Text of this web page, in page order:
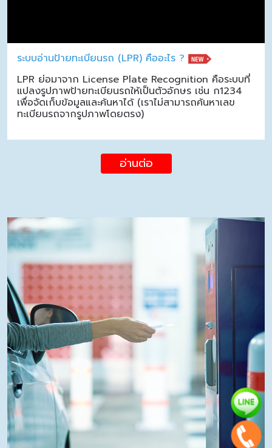
ระบบอ่านป้ายทะเบียนรถ (LPR) คืออะไร ?
LPR ย่อมาจาก License Plate Recognition คือระบบที่
แปลงรูปภาพป้ายทะเบียนรถให้เป็นตัวอักษร เช่น ก1234
เพื่อจัดเก็บข้อมูลและค้นหาได้ (เราไม่สามารถค้นหาเลข
ทะเบียนรถจากรูปภาพโดยตรง)
อ่านต่อ